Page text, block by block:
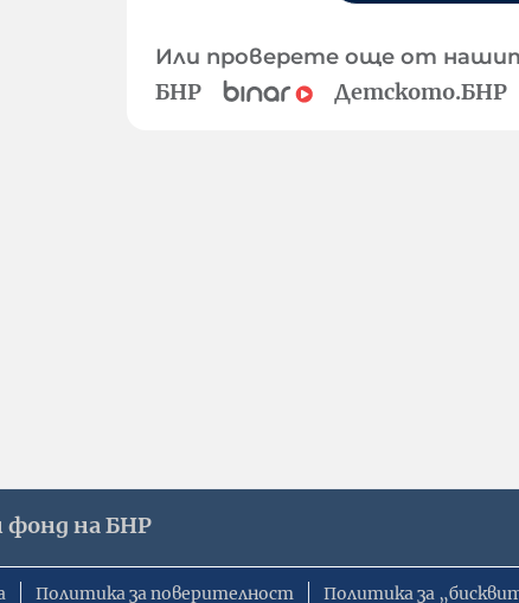
Или проверете още от
БНР Детското.БНР
фонд на БНР
Политика за поверителност Политика за